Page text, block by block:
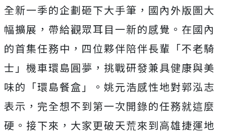
全新一季的企劃砸下大手筆，國內外版圖大
幅擴展， 帶給觀眾耳目一新的感覺。在國內
的首集任務中， 四位夥伴陪伴長輩「不老騎
士」機車環島圓夢， 挑戰研發兼具健康與美
味的「環島餐盒」。 姚元浩感性地對郭泓志
表示，完全想不到第一次開錄的任務就這麼
硬 。接下來，大家更破天荒來到高雄捷運地